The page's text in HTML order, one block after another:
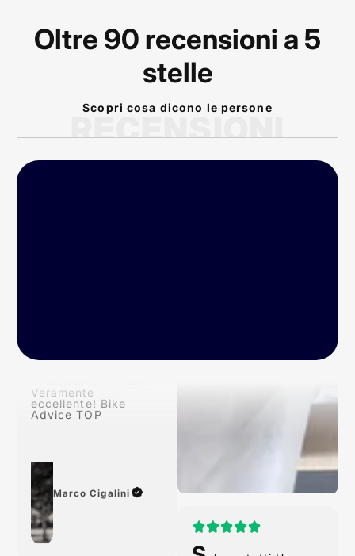
Oltre 90 recensioni a 5
stelle
Scopri cosa dicono le persone
RECENSIONI
eccellente! Bike
Advice TOP
Marco Cigalini